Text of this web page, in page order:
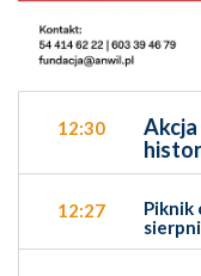
12:30
Akcja
12:27
Piknik